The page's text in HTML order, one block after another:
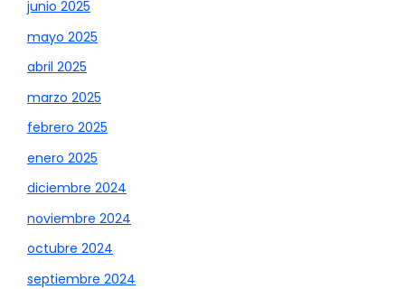
junio 2025
mayo 2025
abril 2025
marzo 2025
febrero 2025
enero 2025
diciembre 2024
noviembre 2024
octubre 2024
septiembre 2024